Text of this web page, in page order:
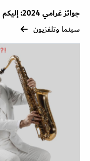
جوائز غرامي 2024: إليكم القائمة الكاملة للفائزين
سينما وتلفزيون